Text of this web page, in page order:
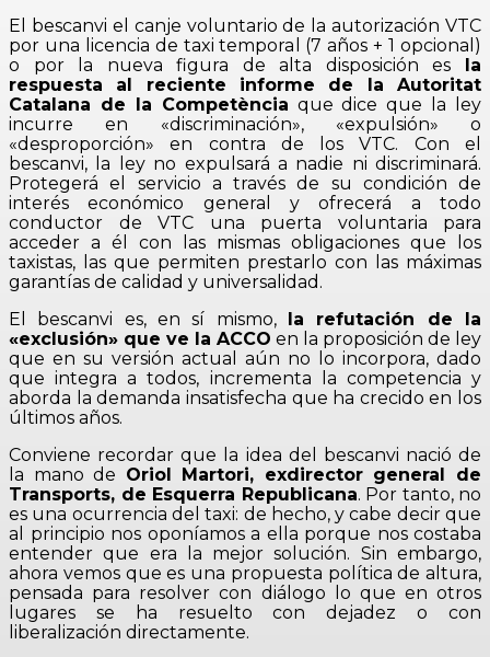
El bescanvi el canje voluntario de la autorización VTC
por una licencia de taxi temporal (7 años + 1 opcional)
o por la nueva figura de alta disposición es la
respuesta al reciente informe de la Autoritat
Catalana de la Competència que dice que la ley
incurre en «discriminación», «expulsión» o
«desproporción» en contra de los VTC. Con el
bescanvi, la ley no expulsará a nadie ni discriminará.
Protegerá el servicio a través de su condición de
interés económico general y ofrecerá a todo
conductor de VTC una puerta voluntaria para
acceder a él con las mismas obligaciones que los
taxistas, las que permiten prestarlo con las máximas
garantías de calidad y universalidad.
El bescanvi es, en sí mismo, la refutación de la
«exclusión» que ve la ACCO en la proposición de ley
que en su versión actual aún no lo incorpora, dado
que integra a todos, incrementa la competencia y
aborda la demanda insatisfecha que ha crecido en los
últimos años.
Conviene recordar que la idea del bescanvi nació de
la mano de Oriol Martori, exdirector general de
Transports, de Esquerra Republicana. Por tanto, no
es una ocurrencia del taxi: de hecho, y cabe decir que
al principio nos oponíamos a ella porque nos costaba
entender que era la mejor solución. Sin embargo,
ahora vemos que es una propuesta política de altura,
pensada para resolver con diálogo lo que en otros
lugares se ha resuelto con dejadez o con
liberalización directamente.